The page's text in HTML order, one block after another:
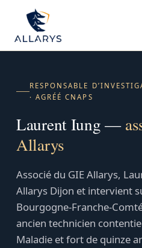
contenuRESPONSABLE
· AGRÉÉ CNAPS
Laurent Iung —
Allarys
Associé du GIE Allarys,
Allarys Dijon et intervient
Bourgogne-Franche-
ancien technicien
Maladie et fort de quinze